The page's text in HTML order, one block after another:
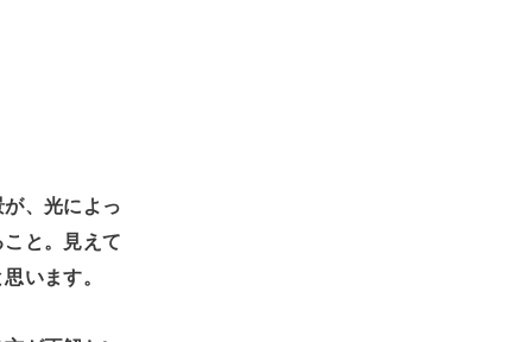
、光によっ
と。見えて
います。